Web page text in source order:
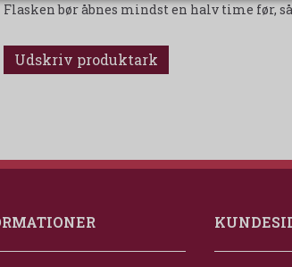
Flasken bør åbnes mindst en halv time før,
Udskriv produktark